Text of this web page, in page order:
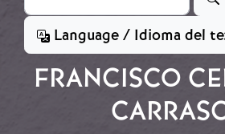
Language / Idioma del
FRANCISCO